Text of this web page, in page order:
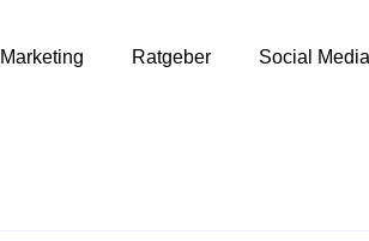
Marketing Ratgeber Social